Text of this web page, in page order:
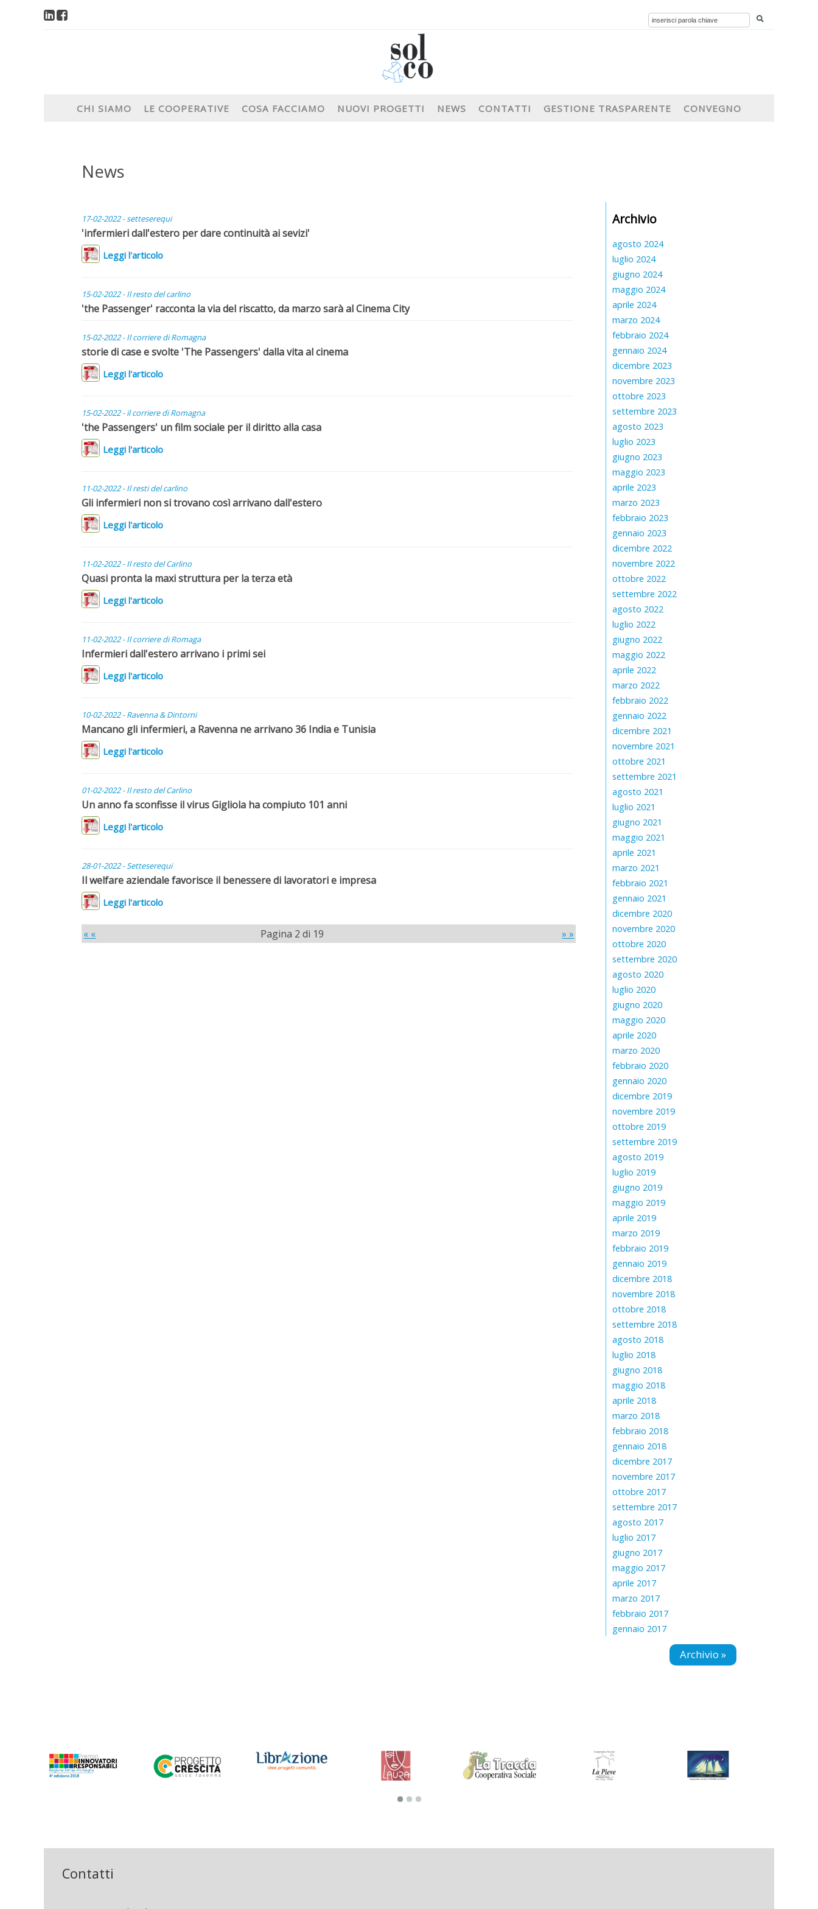
CHI SIAMO LE COOPERATIVE COSA FACCIAMO NUOVI PROGETTI NEWS CONTATTI GESTIONE TRASPARENTE CONVEGNO
News
17-02-2022 - setteserequi
'infermieri dall'estero per dare continuità ai sevizi'
Leggi l'articolo
15-02-2022 - Il resto del carlino
'the Passenger' racconta la via del riscatto, da marzo sarà al Cinema City
15-02-2022 - Il corriere di Romagna
storie di case e svolte 'The Passengers' dalla vita al cinema
Leggi l'articolo
15-02-2022 - il corriere di Romagna
'the Passengers' un film sociale per il diritto alla casa
Leggi l'articolo
11-02-2022 - Il resti del carlino
Gli infermieri non si trovano così arrivano dall'estero
Leggi l'articolo
11-02-2022 - Il resto del Carlino
Quasi pronta la maxi struttura per la terza età
Leggi l'articolo
11-02-2022 - Il corriere di Romaga
Infermieri dall'estero arrivano i primi sei
Leggi l'articolo
10-02-2022 - Ravenna & Dintorni
Mancano gli infermieri, a Ravenna ne arrivano 36 India e Tunisia
Leggi l'articolo
01-02-2022 - Il resto del Carlino
Un anno fa sconfisse il virus Gigliola ha compiuto 101 anni
Leggi l'articolo
28-01-2022 - Setteserequi
Il welfare aziendale favorisce il benessere di lavoratori e impresa
Leggi l'articolo
« « Pagina 2 di 19 » »
Archivio
agosto 2024
luglio 2024
giugno 2024
maggio 2024
aprile 2024
marzo 2024
febbraio 2024
gennaio 2024
dicembre 2023
novembre 2023
ottobre 2023
settembre 2023
agosto 2023
luglio 2023
giugno 2023
maggio 2023
aprile 2023
marzo 2023
febbraio 2023
gennaio 2023
dicembre 2022
novembre 2022
ottobre 2022
settembre 2022
agosto 2022
luglio 2022
giugno 2022
maggio 2022
aprile 2022
marzo 2022
febbraio 2022
gennaio 2022
dicembre 2021
novembre 2021
ottobre 2021
settembre 2021
agosto 2021
luglio 2021
giugno 2021
maggio 2021
aprile 2021
marzo 2021
febbraio 2021
gennaio 2021
dicembre 2020
novembre 2020
ottobre 2020
settembre 2020
agosto 2020
luglio 2020
giugno 2020
maggio 2020
aprile 2020
marzo 2020
febbraio 2020
gennaio 2020
dicembre 2019
novembre 2019
ottobre 2019
settembre 2019
agosto 2019
luglio 2019
giugno 2019
maggio 2019
aprile 2019
marzo 2019
febbraio 2019
gennaio 2019
dicembre 2018
novembre 2018
ottobre 2018
settembre 2018
agosto 2018
luglio 2018
giugno 2018
maggio 2018
aprile 2018
marzo 2018
febbraio 2018
gennaio 2018
dicembre 2017
novembre 2017
ottobre 2017
settembre 2017
agosto 2017
luglio 2017
giugno 2017
maggio 2017
aprile 2017
marzo 2017
febbraio 2017
gennaio 2017
Archivio »
Contatti